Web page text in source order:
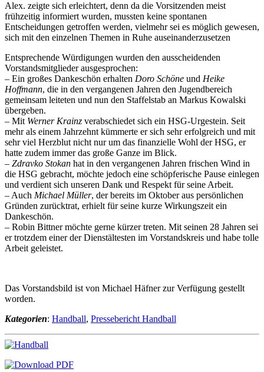
Alex. zeigte sich erleichtert, denn da die Vorsitzenden meist
frühzeitig informiert wurden, mussten keine spontanen
Entscheidungen getroffen werden, vielmehr sei es möglich gewesen,
sich mit den einzelnen Themen in Ruhe auseinanderzusetzen
Entsprechende Würdigungen wurden den ausscheidenden
Vorstandsmitglieder ausgesprochen:
– Ein großes Dankeschön erhalten Doro Schöne und Heike
Hoffmann, die in den vergangenen Jahren den Jugendbereich
gemeinsam leiteten und nun den Staffelstab an Markus Kowalski
übergeben.
– Mit Werner Krainz verabschiedet sich ein HSG-Urgestein. Seit
mehr als einem Jahrzehnt kümmerte er sich sehr erfolgreich und mit
sehr viel Herzblut nicht nur um das finanzielle Wohl der HSG, er
hatte zudem immer das große Ganze im Blick.
– Zdravko Stokan hat in den vergangenen Jahren frischen Wind in
die HSG gebracht, möchte jedoch eine schöpferische Pause einlegen
und verdient sich unseren Dank und Respekt für seine Arbeit.
– Auch Michael Müller, der bereits im Oktober aus persönlichen
Gründen zurücktrat, erhielt für seine kurze Wirkungszeit ein
Dankeschön.
– Robin Bittner möchte gerne kürzer treten. Mit seinen 28 Jahren sei
er trotzdem einer der Dienstältesten im Vorstandskreis und habe tolle
Arbeit geleistet.
Das Vorstandsbild ist von Michael Häfner zur Verfügung gestellt
worden.
Kategorien: Handball, Pressebericht Handball